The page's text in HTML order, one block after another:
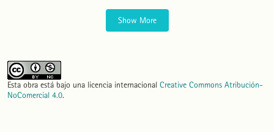
Show More
Esta obra está bajo una licencia internacional Creative Commons Atribución-
NoComercial 4.0.